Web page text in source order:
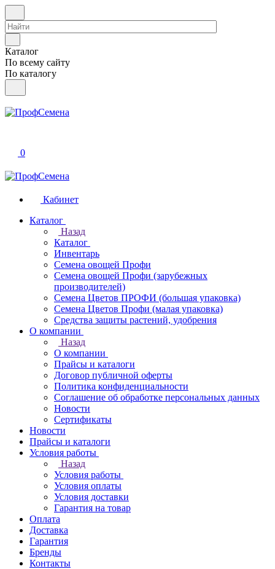
Каталог
По всему сайту
По каталогу
0
Кабинет
Каталог
Назад
Каталог
Инвентарь
Семена овощей Профи
Семена овощей Профи (зарубежных
производителей)
Семена Цветов ПРОФИ (большая упаковка)
Семена Цветов Профи (малая упаковка)
Средства защиты растений, удобрения
О компании
Назад
О компании
Прайсы и каталоги
Договор публичной оферты
Политика конфиденциальности
Соглашение об обработке персональных данных
Новости
Сертификаты
Новости
Прайсы и каталоги
Условия работы
Назад
Условия работы
Условия оплаты
Условия доставки
Гарантия на товар
Оплата
Доставка
Гарантия
Бренды
Контакты